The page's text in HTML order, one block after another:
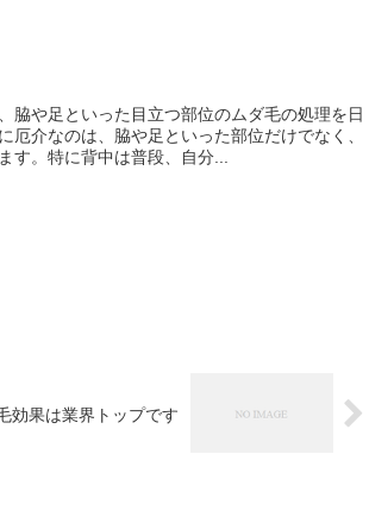
脇や足といった目立つ部位のムダ毛の処理を日
介なのは、脇や足といった部位だけでなく、
す。特に背中は普段、自分...
効果は業界トップです